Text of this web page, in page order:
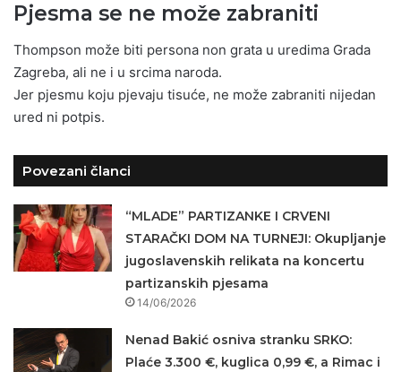
Pjesma se ne može zabraniti
Thompson može biti persona non grata u uredima Grada
Zagreba, ali ne i u srcima naroda.
Jer pjesmu koju pjevaju tisuće, ne može zabraniti nijedan
ured ni potpis.
Povezani članci
“MLADE” PARTIZANKE I CRVENI
STARAČKI DOM NA TURNEJI: Okupljanje
jugoslavenskih relikata na koncertu
partizanskih pjesama
14/06/2026
Nenad Bakić osniva stranku SRKO:
Plaće 3.300 €, kuglica 0,99 €, a Rimac i